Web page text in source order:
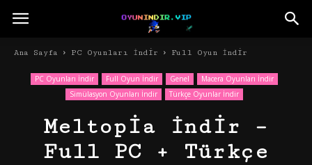
Ana Sayfa PC Oyunları İndir Full Oyun İndir
PC Oyunları İndir Full Oyun İndir Genel
Macera Oyunları İndir
Simülasyon Oyunları İndir
Türkçe Oyunlar İndir
Meltopia İndir –
Full PC + Türkçe